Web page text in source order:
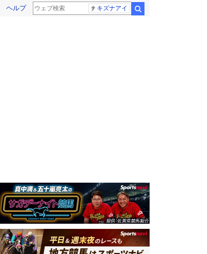
ヘルプ キズナアイ